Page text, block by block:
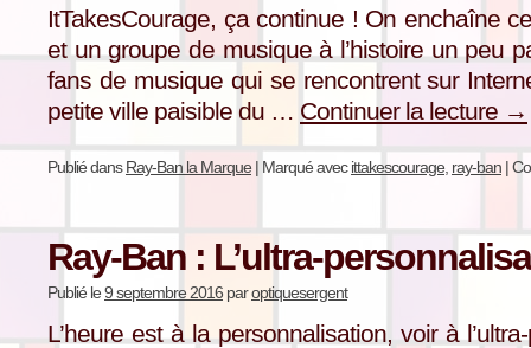
ItTakesCourage, ça continue ! On enchaîne
et un groupe de musique à l’histoire un peu
fans de musique qui se rencontrent sur
petite ville paisible du … Continuer la lecture →
Publié dans Ray-Ban la Marque | Marqué avec ittakescourage ray-ban |
Ray-Ban : L’ultra-
Publié le9 septembre 2016 paroptiquesergent
L’heure est à la personnalisation, voir à